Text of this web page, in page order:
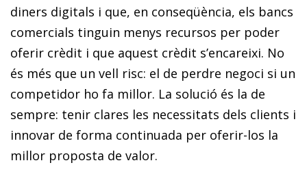
diners digitals i que, en conseqüència, els bancs
comercials tinguin menys recursos per poder
oferir crèdit i que aquest crèdit s’encareixi. No
és més que un vell risc: el de perdre negoci si un
competidor ho fa millor. La solució és la de
sempre: tenir clares les necessitats dels clients i
innovar de forma continuada per oferir-los la
millor proposta de valor.